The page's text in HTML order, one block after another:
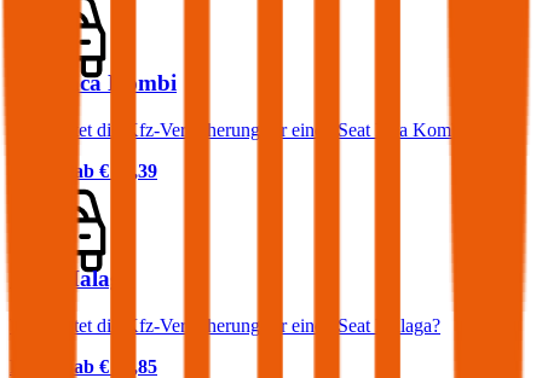
Seat Inca Kombi
Was kostet die Kfz-Versicherung für einen Seat Inca Kombi?
Prämie ab € 30,39
Seat Malaga
Was kostet die Kfz-Versicherung für einen Seat Malaga?
Prämie ab € 35,85